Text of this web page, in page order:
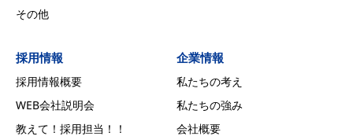
その他
採用情報
採用情報概要
WEB会社説明会
教えて！採用担当！！
企業情報
私たちの考え
私たちの強み
会社概要